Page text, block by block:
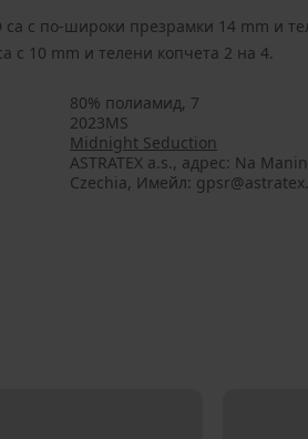
са с по-широки презрамки 14 mm и
с 10 mm и телени копчета 2 на 4.
80% полиамид, 7
2023MS
Midnight Seduction
ASTRATEX a.s., aдрес: Na
Czechia, Имейл: